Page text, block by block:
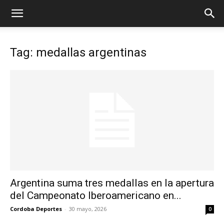
Tag: medallas argentinas
Argentina suma tres medallas en la apertura
del Campeonato Iberoamericano en...
Cordoba Deportes - 30 mayo, 2026 0